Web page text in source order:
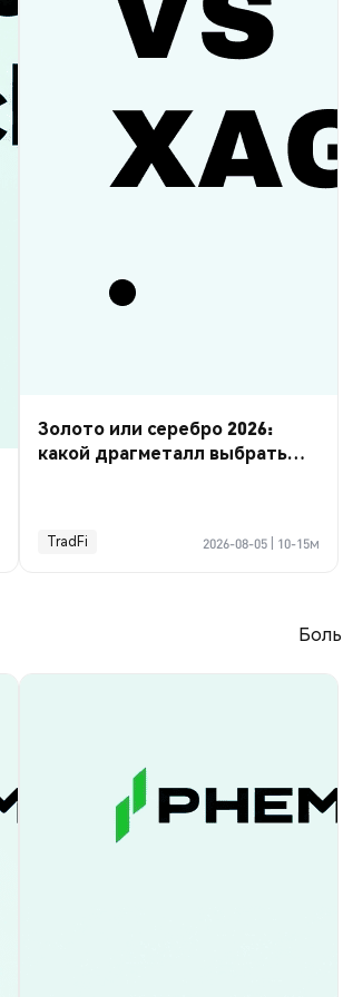
Золото или серебро 2026:
какой драгметалл выбрать
TradFi 2026-08-05 10-15м